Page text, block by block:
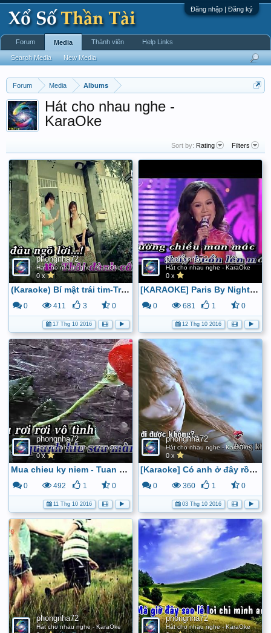
Đăng nhập | Đăng ký
Forum Media Albums
Hát cho nhau nghe -
KaraOke
Sort by: Rating Filters
phongnha72
Hát cho nhau nghe - KaraOke
0 x
(Karaoke) Bí mật trái tim-Trương Y Du ft Diệu Hiền (beat gốc) - YouTube
0 411 3 0
17 Thg 10 2016
phongnha72
Hát cho nhau nghe - KaraOke
0 x
[KARAOKE] Paris By Night 72 - Nếu Đời Không Có Anh - Mai Thiên Vân - YouTube
0 681 1 0
12 Thg 10 2016
phongnha72
Hát cho nhau nghe - KaraOke
0 x
Mua chieu ky niem - Tuan Vu - version hay nhat - YouTube
0 492 1 0
11 Thg 10 2016
phongnha72
Hát cho nhau nghe - KaraOke
0 x
[Karaoke] Có anh ở đây rồi - Anh Quân idol - YouTube
0 360 1 0
03 Thg 10 2016
phongnha72
Hát cho nhau nghe - KaraOke
phongnha72
Hát cho nhau nghe - KaraOke
Forum Media
Search Media New Media
Thành viên Help Links